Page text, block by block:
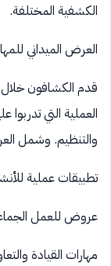
الكشفية المختلفة.
العرض الميداني
قدم الكشافون
العملية التي
والتنظيم. وشمل
تطبيقات عملية
عروض للعمل
مهارات القيادة